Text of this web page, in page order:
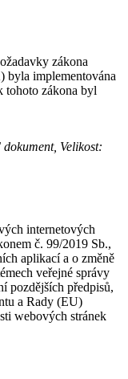
zákona
implementována
tohoto zákona byl
Velikost:
internetových
č. 99/2019 Sb.,
aplikací a o změně
veřejné správy
pozdějších předpisů,
a Rady (EU)
webových stránek